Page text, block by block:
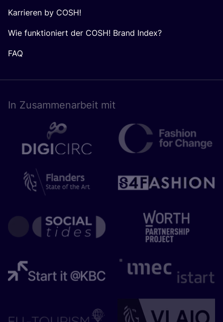
Karrieren by COSH!
Wie funktioniert der COSH! Brand Index?
FAQ
In Zusam­men­ar­beit mit